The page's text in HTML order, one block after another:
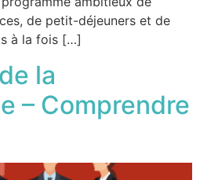
de petit-déjeuners et de
à la fois […]
la
– Comprendre